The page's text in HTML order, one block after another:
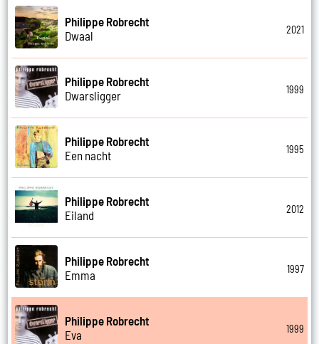
Philippe Robrecht
Dwaal
2021
Philippe Robrecht
Dwarsligger
1999
Philippe Robrecht
Een nacht
1995
Philippe Robrecht
Eiland
2012
Philippe Robrecht
Emma
1997
Philippe Robrecht
Eva
1999